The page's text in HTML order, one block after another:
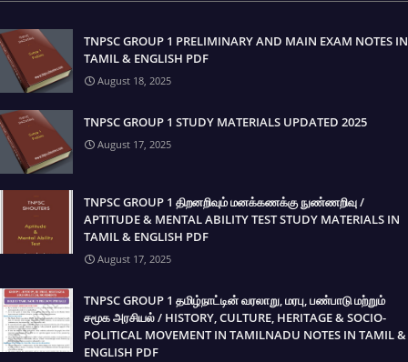
TNPSC GROUP 1 PRELIMINARY AND MAIN EXAM NOTES IN
TAMIL & ENGLISH PDF
August 18, 2025
TNPSC GROUP 1 STUDY MATERIALS UPDATED 2025
August 17, 2025
TNPSC GROUP 1 திறனறிவும் மனக்கணக்கு நுண்ணறிவு /
APTITUDE & MENTAL ABILITY TEST STUDY MATERIALS IN
TAMIL & ENGLISH PDF
August 17, 2025
TNPSC GROUP 1 தமிழ்நாட்டின் வரலாறு, மரபு, பண்பாடு மற்றும்
சமூக அரசியல் / HISTORY, CULTURE, HERITAGE & SOCIO-
POLITICAL MOVEMENT IN TAMILNADU NOTES IN TAMIL &
ENGLISH PDF